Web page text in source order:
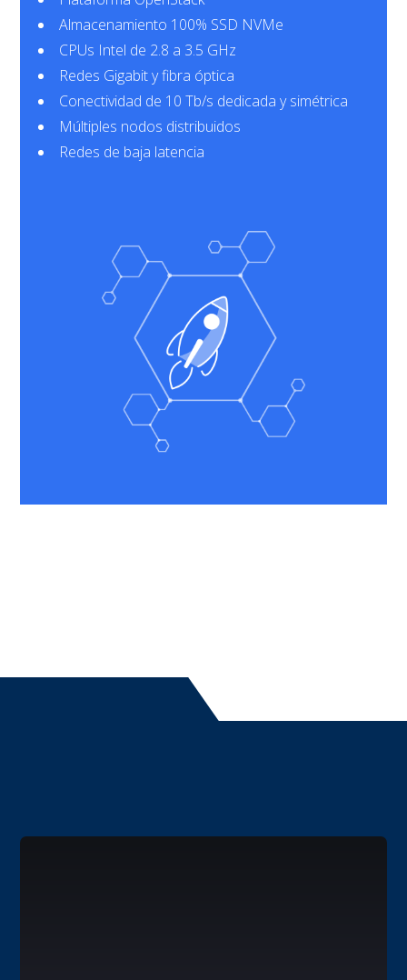
Almacenamiento 100% SSD NVMe
CPUs Intel de 2.8 a 3.5 GHz
Redes Gigabit y fibra óptica
Conectividad de 10 Tb/s dedicada y simétrica
Múltiples nodos distribuidos
Redes de baja latencia